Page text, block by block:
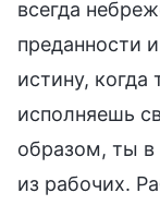
всегда
преданности
истину,
исполняешь
образом, ты
из рабочих.